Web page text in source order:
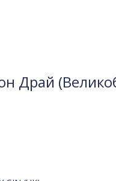
Драй